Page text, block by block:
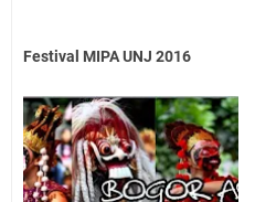
Festival MIPA UNJ 2016